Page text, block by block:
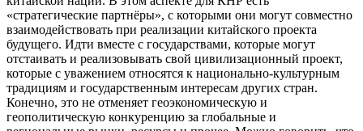
«стратегические партнёры», с которыми они могут совместно
взаимодействовать при реализации китайского проекта
будущего. Идти вместе с государствами, которые могут
отстаивать и реализовывать свой цивилизационный проект,
которые с уважением относятся к национально-культурным
традициям и государственным интересам других стран.
Конечно, это не отменяет геоэкономическую и
геополитическую конкуренцию за глобальные и